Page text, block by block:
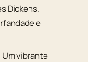
Dickens,
e
Um vibrante